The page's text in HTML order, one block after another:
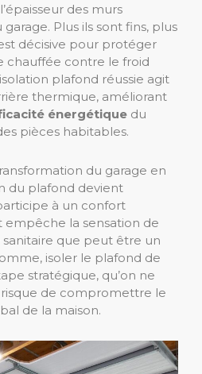
des murs
Plus ils sont fins, plus
décisive pour protéger
chauffée contre le froid
plafond réussie agit
thermique, améliorant
énergétique du
pièces habitables.
transformation du garage en
du plafond devient
à un confort
la sensation de
que peut être un
isoler le plafond de
stratégique, qu’on ne
de compromettre le
de la maison.